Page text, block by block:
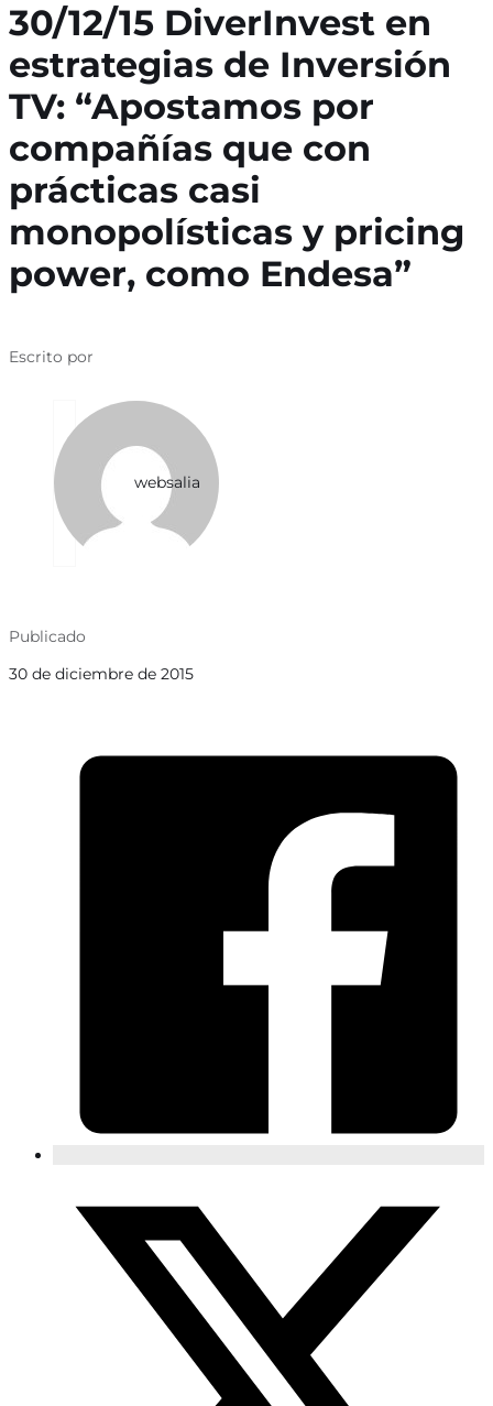
30/12/15 DiverInvest en
estrategias de Inversión
TV: “Apostamos por
compañías que con
prácticas casi
monopolísticas y pricing
power, como Endesa”
Escrito por
websalia
Publicado
30 de diciembre de 2015